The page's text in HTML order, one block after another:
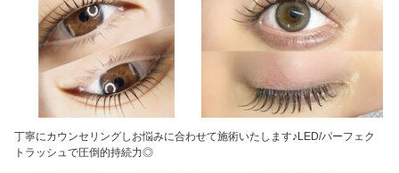
丁寧にカウンセリングしお悩みに合わせて施術いたします♪LED/パーフェク
トラッシュで圧倒的持続力◎